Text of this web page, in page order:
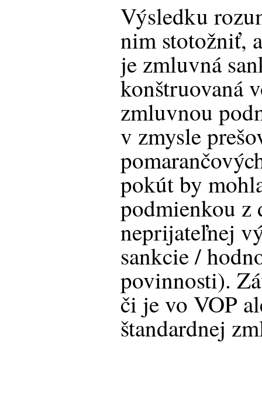
Výsledku
nim stotožniť,
je zmluvná
konštruovaná
zmluvnou
v zmysle
pokút by
podmienkou z
neprijateľnej
sankcie /
povinnosti).
či je vo VOP
štandardnej